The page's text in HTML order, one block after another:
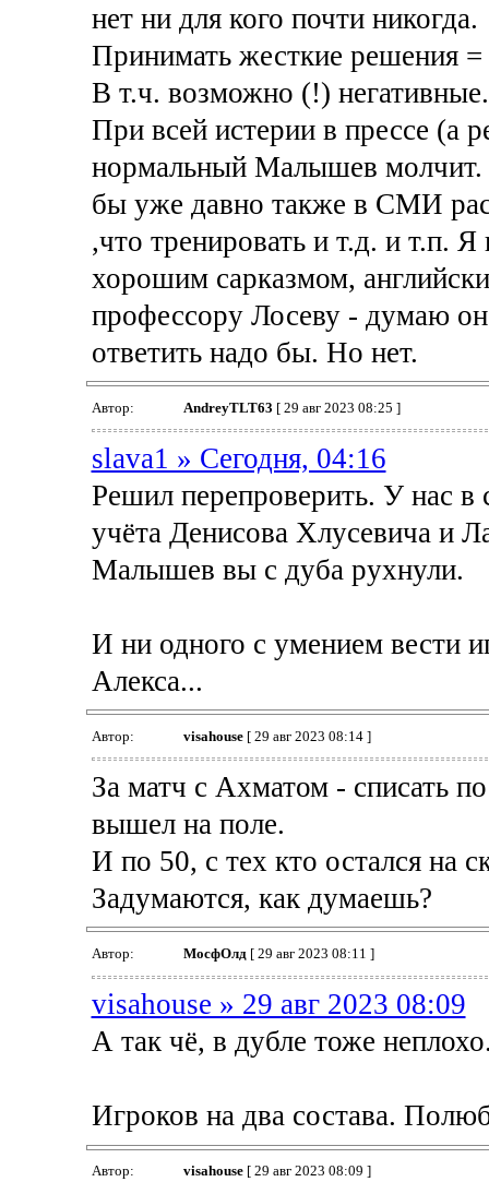
нет ни для кого почти никогда.
Принимать жесткие решения =
В т.ч. возможно (!)
При всей истерии в прессе (а
нормальный Малышев молчит.
бы уже давно также в СМИ
,что тренировать и т.д. и т.п.
хорошим сарказмом,
профессору Лосеву - думаю
ответить надо бы. Но нет.
Автор: AndreyTLT63 [ 29 авг 2023 08:25 ]
slava1 » Сегодня, 04:16
Решил перепроверить. У нас в
учёта Денисова Хлусевича и
Малышев вы с дуба рухнули.
И ни одного с умением вести
Алекса...
Автор: visahouse[ 29 авг 2023 08:14 ]
За матч с Ахматом - списать
вышел на поле.
И по 50, с тех кто остался на
Задумаются, как думаешь?
Автор: МосфОлд[ 29 авг 2023 08:11 ]
visahouse » 29 авг 2023 08:09
А так чё, в дубле тоже
Игроков на два состава.
Автор: visahouse[ 29 авг 2023 08:09 ]